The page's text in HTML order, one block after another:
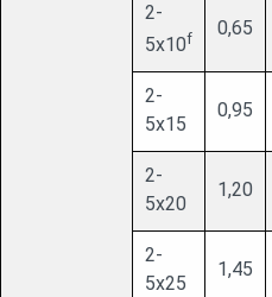
2-
5х10f 0,65
2-
5х15
0,95
2-
5х20
1,20
2-
5х25
1,45